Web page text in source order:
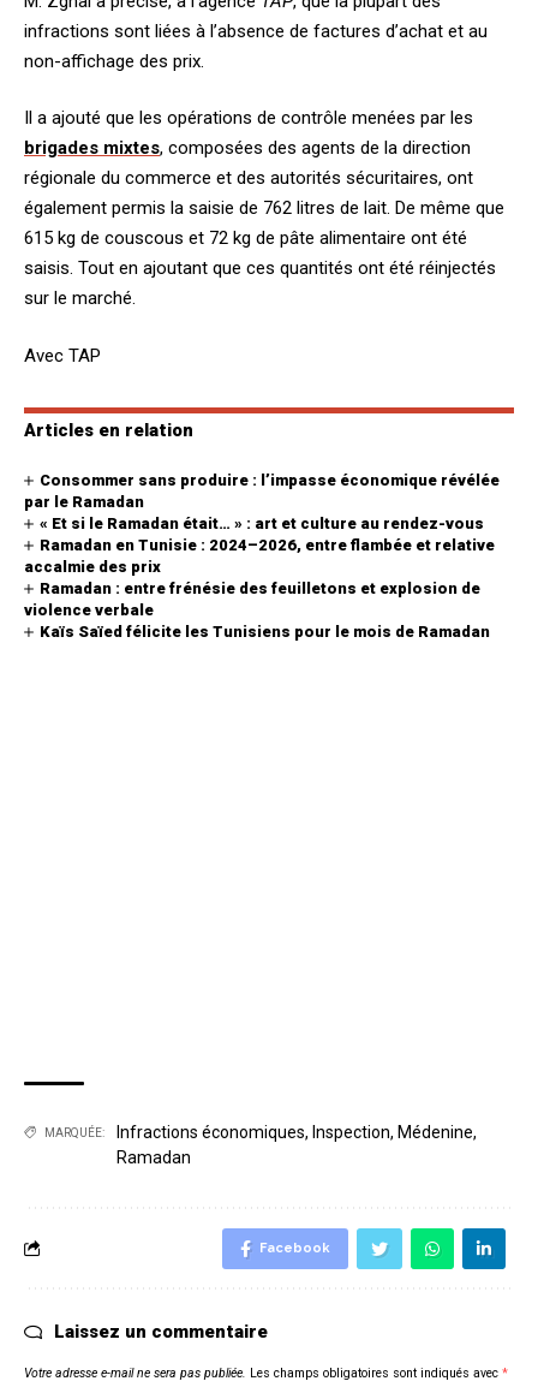
infractions sont liées à l’absence de factures d’achat et au
non-affichage des prix.
Il a ajouté que les opérations de contrôle menées par les
brigades mixtes, composées des agents de la direction
régionale du commerce et des autorités sécuritaires, ont
également permis la saisie de 762 litres de lait. De même que
615 kg de couscous et 72 kg de pâte alimentaire ont été
saisis. Tout en ajoutant que ces quantités ont été réinjectés
sur le marché.
Avec TAP
Articles en relation
Consommer sans produire : l’impasse économique révélée
par le Ramadan
« Et si le Ramadan était… » : art et culture au rendez-vous
Ramadan en Tunisie : 2024–2026, entre flambée et relative
accalmie des prix
Ramadan : entre frénésie des feuilletons et explosion de
violence verbale
Kaïs Saïed félicite les Tunisiens pour le mois de Ramadan
MARQUÉE: Infractions économiques, Inspection, Médenine,
Ramadan
Facebook
Laissez un commentaire
Votre adresse e-mail ne sera pas publiée. Les champs obligatoires sont indiqués avec *